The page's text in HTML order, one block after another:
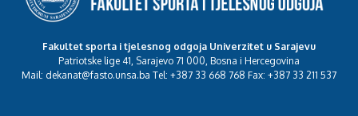
Fakultet sporta i tjelesnog odgoja Univerzitet u Sarajevu
Patriotske lige 41, Sarajevo 71 000, Bosna i Hercegovina
Mail: dekanat@fasto.unsa.ba Tel: +387 33 668 768 Fax: +387 33 211 537